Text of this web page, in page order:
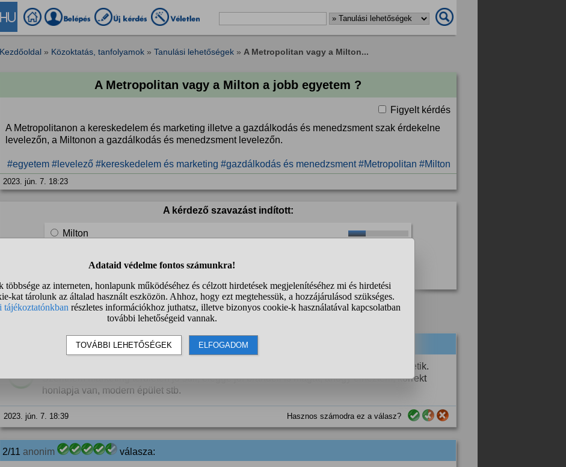
Kezdőoldal » Közoktatás, tanfolyamok » Tanulási lehetőségek » A Metropolitan vagy a Milton...
A Metropolitan vagy a Milton a jobb egyetem ?
Figyelt kérdés
A Metropolitanon a kereskedelem és marketing illetve a gazdálkodás és menedzsment szak érdekelne
levelezőn, a Miltonon a gazdálkodás és menedzsment levelezőn.
#egyetem #levelező #kereskedelem és marketing #gazdálkodás és menedzsment #Metropolitan #Milton
2023. jún. 7. 18:23
A kérdező szavazást indított:
Milton
Metropolitan
18 szavazat
1 2 ❯
válasza:
Metropolitan szerintem nagyobb név, ismertebb. Sokan kritizálják is, viszont sokan szeretik.
Szeritnem marketing területen jó suli, eléggé jól brandeli is magát, ahogy elnéztem, korrekt
honlapja van, modern épület stb.
2023. jún. 7. 18:39 Hasznos számodra ez a válasz?
2/11 anonim válasza: